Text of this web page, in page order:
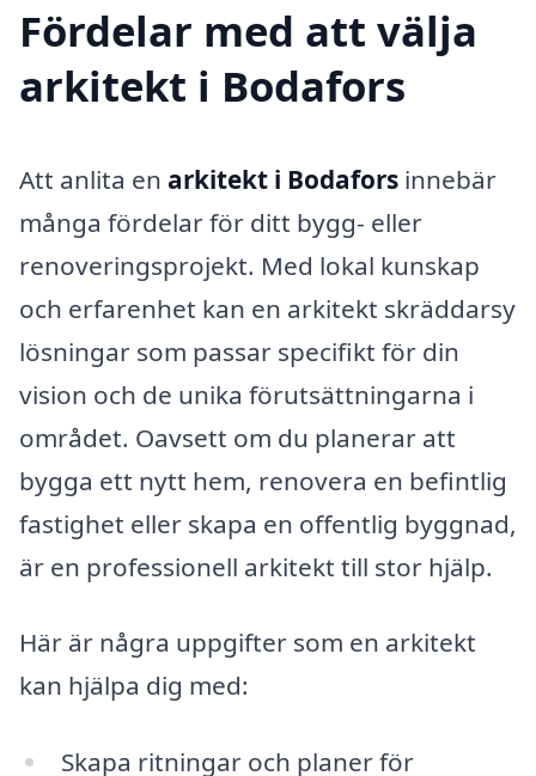
Fördelar med att välja
arkitekt i Bodafors
Att anlita en arkitekt i Bodafors innebär
många fördelar för ditt bygg- eller
renoveringsprojekt. Med lokal kunskap
och erfarenhet kan en arkitekt skräddarsy
lösningar som passar specifikt för din
vision och de unika förutsättningarna i
området. Oavsett om du planerar att
bygga ett nytt hem, renovera en befintlig
fastighet eller skapa en offentlig byggnad,
är en professionell arkitekt till stor hjälp.
Här är några uppgifter som en arkitekt
kan hjälpa dig med:
Skapa ritningar och planer för